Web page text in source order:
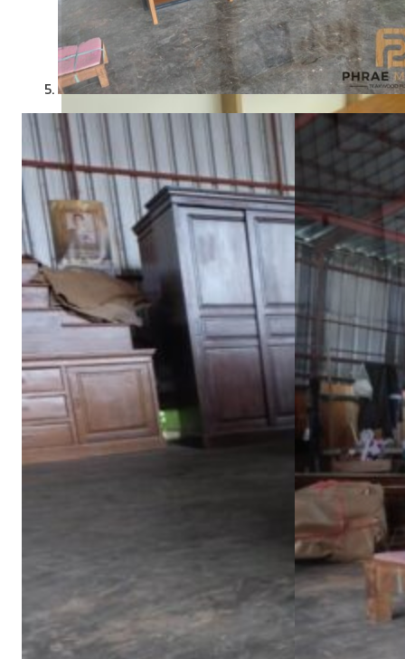
ประวัติแพร่ไม้ไทย (COMPANY BACKGROUND)
ลูกค้าและพาร์ทเนอร์ (OUR CUSTOMERS)
รีวิวลูกค้า (REVIEW)
ข่าวสารและบทความ (ARTICLE)
ติดต่อเรา (CONTACT)
คำถามที่พบบ่อย (FAQ)